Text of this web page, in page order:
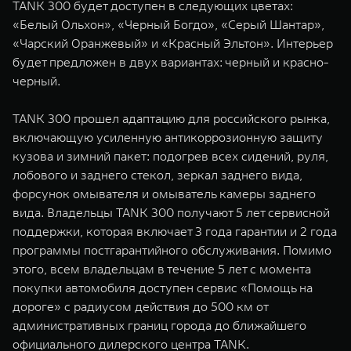
TANK 300 будет доступен в следующих цветах:
«Белый Ольхон», «Черный Богдо», «Серый Шантар»,
«Чарский Оранжевый» и «Красный Эльтон». Интерьер
будет предложен в двух вариантах: черный и красно-
черный.
TANK 300 прошел адаптацию для российского рынка,
включающую усиленную антикоррозионную защиту
кузова и зимний пакет: подогрев всех сидений, руля,
лобового и заднего стекол, зеркал заднего вида,
форсунок омывателя и омыватель камеры заднего
вида. Владельцы TANK 300 получают 5 лет сервисной
поддержки, которая включает 3 года гарантии и 2 года
программы постгарантийного обслуживания. Помимо
этого, всем владельцам в течение 5 лет с момента
покупки автомобиля доступен сервис «Помощь на
дороге» с радиусом действия до 500 км от
административных границ города до ближайшего
официального дилерского центра TANK.